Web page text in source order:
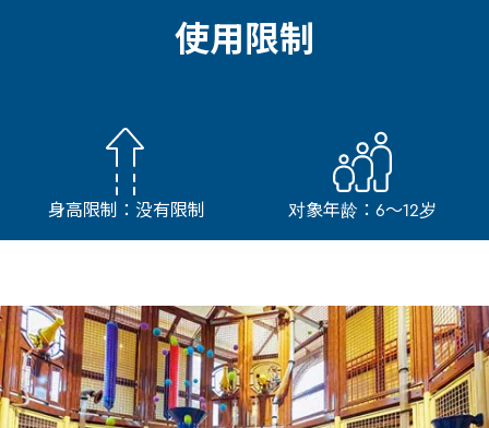
使用限制
身高限制：没有限制 对象年龄：6～12岁